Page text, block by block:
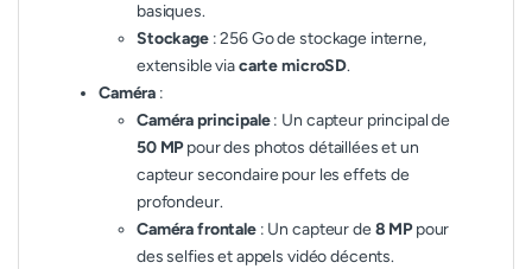
basiques.
Stockage: 256 Go de stockage interne,
extensible viacarte microSD.
Caméra :
Caméra principale: Un capteur principal de
50 MPpour des photos détaillées et un
capteur secondaire pour les effets de
profondeur.
Caméra frontale: Un capteur de8 MPpour
des selfies et appels vidéo décents.